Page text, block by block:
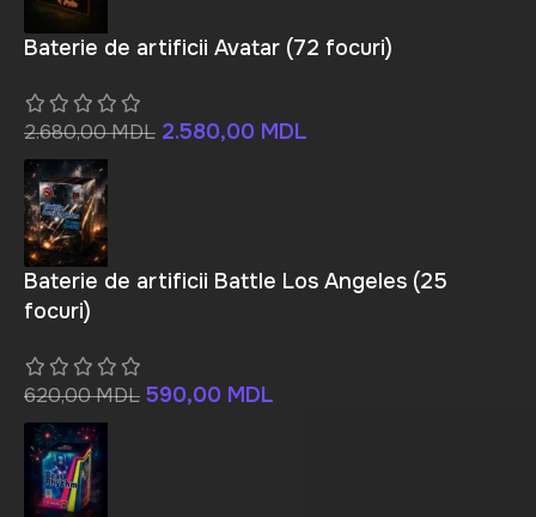
Baterie de artificii Avatar (72 focuri)
2.680,00MDL 2.580,00 MDL
Baterie de artificii Battle Los Angeles (25
focuri)
620,00MDL 590,00 MDL